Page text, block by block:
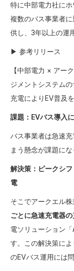
特に中部電力社にホ
複数のバス事業者
供し、3年以上の運
▶ 参考リリース
【中部電力 × アー
ジメントシステム
充電によりEV普及
課題：EVバス導入
バス事業者は急速
まう懸念が課題にな
解決策：ピークシ
電
そこでアークエル
ごとに急速充電器
電ソリューション
す。この解決策に
のEVバス運用には